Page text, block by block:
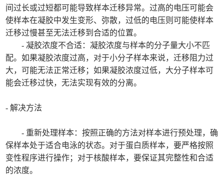
间过长或过短都可能导致样本迁移异常。过高的电压可能会
使样本在凝胶中发生变形、弥散，过低的电压则可能使样本
迁移过慢甚至无法迁移到合适的位置。
- 凝胶浓度不合适：凝胶浓度与样本的分子量大小不匹
配。如果凝胶浓度过高，对于小分子样本来说，迁移阻力过
大，可能无法正常迁移；如果凝胶浓度过低，大分子样本可
能会迁移过快，无法实现有效的分离。
- 解决方法
- 重新处理样本：按照正确的方法对样本进行预处理，确
保样本处于适合电泳的状态。对于蛋白质样本，要严格按照
变性程序进行操作；对于核酸样本，要保证其完整性和合适
的浓度。